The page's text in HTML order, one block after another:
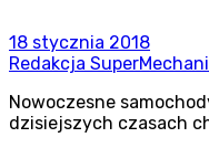
18 stycznia 2018
Redakcja
Nowoczesne
dzisiejszych czasach